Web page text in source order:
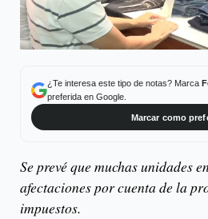
¿Te interesa este tipo de notas? Marca
preferida en Google.
Marcar como
Se prevé que muchas unidades
afectaciones por cuenta de la
impuestos.